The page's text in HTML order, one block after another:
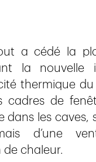
a cédé la
la nouvelle
thermique
cadres de
les caves,
d’une
chaleur.